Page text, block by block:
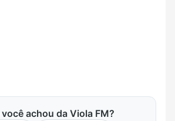
você achou da Viola FM?